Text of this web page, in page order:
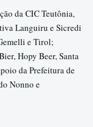
da CIC Teutônia,
Languiru e Sicredi
e Tirol;
Hopy Beer, Santa
da Prefeitura de
Nonno e